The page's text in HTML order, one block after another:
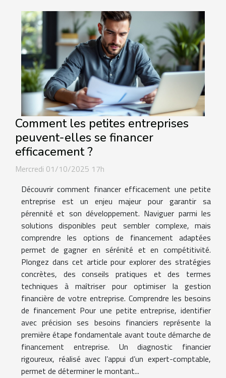
Comment les petites entreprises
peuvent-elles se financer
efficacement ?
Mercredi 01/10/2025 17h
Découvrir comment financer efficacement une petite
entreprise est un enjeu majeur pour garantir sa
pérennité et son développement. Naviguer parmi les
solutions disponibles peut sembler complexe, mais
comprendre les options de financement adaptées
permet de gagner en sérénité et en compétitivité.
Plongez dans cet article pour explorer des stratégies
concrètes, des conseils pratiques et des termes
techniques à maîtriser pour optimiser la gestion
financière de votre entreprise. Comprendre les besoins
de financement Pour une petite entreprise, identifier
avec précision ses besoins financiers représente la
première étape fondamentale avant toute démarche de
financement entreprise. Un diagnostic financier
rigoureux, réalisé avec l’appui d’un expert-comptable,
permet de déterminer le montant...